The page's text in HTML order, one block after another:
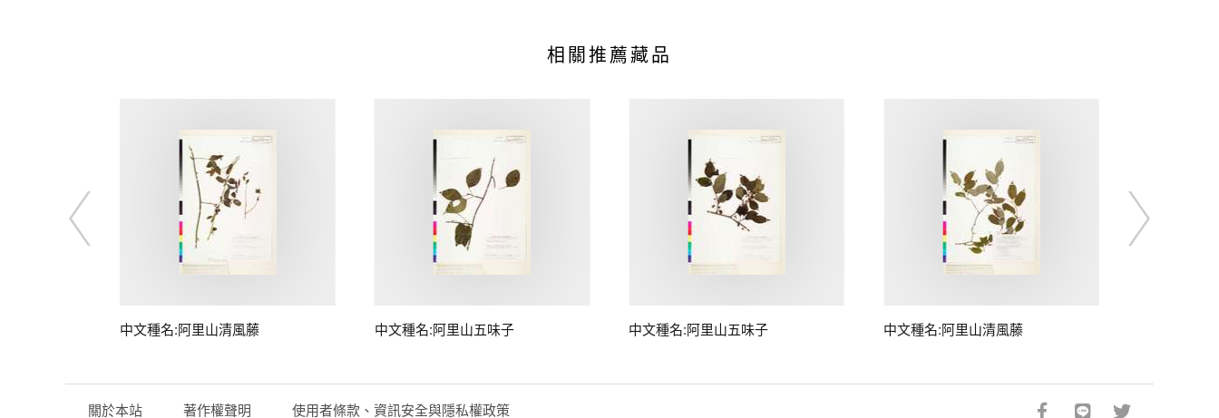
相關推薦藏品
中文種名:阿里山清風藤 中文種名:阿里山五味子 中文種名:阿里山五味子 中文種名:阿里山清風藤
關於本站 著作權聲明 使用者條款、資訊安全與隱私權政策